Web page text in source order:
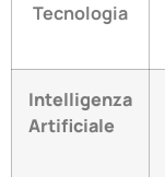
Tecnologia
Intelligenza
Artificiale